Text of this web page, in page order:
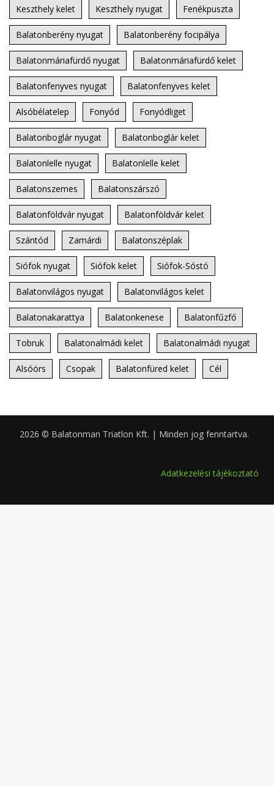
Keszthely kelet Keszthely nyugat Fenékpuszta
Balatonberény nyugat Balatonberény focipálya
Balatonmáriafürdő nyugat Balatonmáriafürdő kelet
Balatonfenyves nyugat Balatonfenyves kelet
Alsóbélatelep Fonyód Fonyódliget
Balatonboglár nyugat Balatonboglár kelet
Balatonlelle nyugat Balatonlelle kelet
Balatonszemes Balatonszárszó
Balatonföldvár nyugat Balatonföldvár kelet
Szántód Zamárdi Balatonszéplak
Siófok nyugat Siófok kelet Siófok-Sóstó
Balatonvilágos nyugat Balatonvilágos kelet
Balatonakarattya Balatonkenese Balatonfűzfő
Tobruk Balatonalmádi kelet Balatonalmádi nyugat
Alsóörs Csopak Balatonfüred kelet Cél
2026 © Balatonman Triatlon Kft. | Minden jog fenntartva.
Adatkezelési tájékoztató